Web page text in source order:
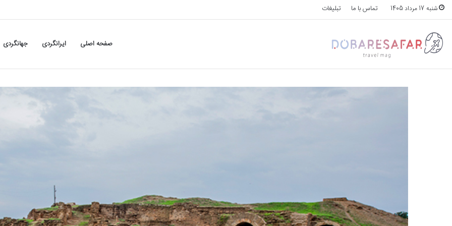
شنبه 17 مرداد 1405 تماس با ما تبلیغات
صفحه اصلی ایرانگردی جهانگردی